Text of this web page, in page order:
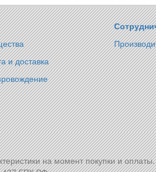
и доставка
на момент покупки и